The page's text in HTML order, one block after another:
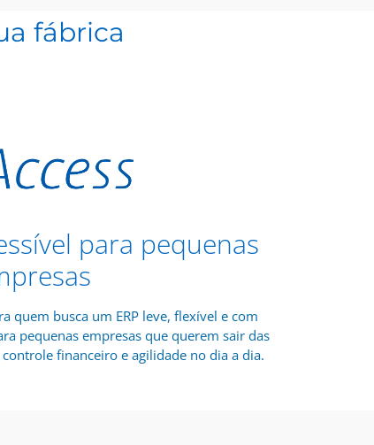
fábrica
para pequenas
quem busca um ERP leve, flexível e com
pequenas empresas que querem sair das
financeiro e agilidade no dia a dia.